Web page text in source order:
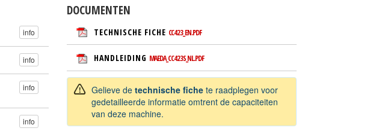
info
info
info
info
DOCUMENTEN
TECHNISCHE FICHE CC423_EN.PDF
HANDLEIDING MAEDA_CC423S_NL.PDF
Gelieve de technische fichete raadplegen voor
gedetailleerde informatie omtrent de capaciteiten
van deze machine.